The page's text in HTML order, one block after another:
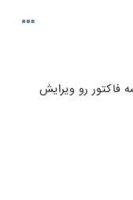
رو ویرایش